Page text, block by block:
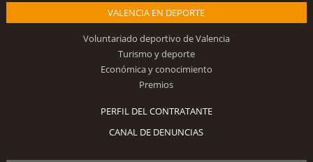
VALENCIA EN DEPORTE
Voluntariado deportivo de Valencia
Turismo y deporte
Económica y conocimiento
Premios
PERFIL DEL CONTRATANTE
CANAL DE DENUNCIAS